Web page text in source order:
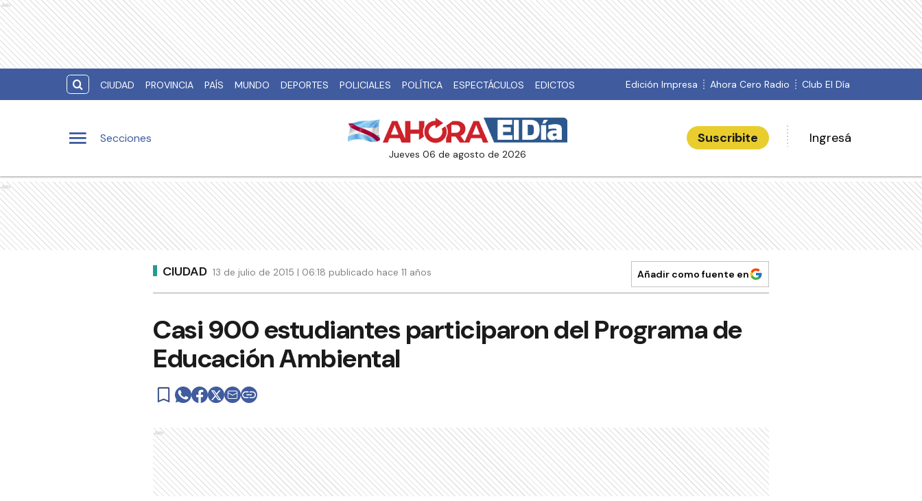
Ads
CIUDAD PROVINCIA PAÍS MUNDO DEPORTES POLICIALES POLÍTICA ESPECTÁCULOS EDICTOS Edición Impresa Ahora Cero Radio Club El Día
Secciones
jueves 06 de agosto de 2026
Suscribite Ingresá
Ads
CIUDAD 13 de julio de 2015 | 06:18 publicado hace 11 años Añadir como fuente en
Casi 900 estudiantes participaron del Programa de
Educación Ambiental
Ads